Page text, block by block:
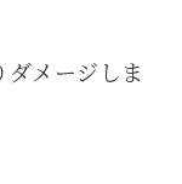
メージしま